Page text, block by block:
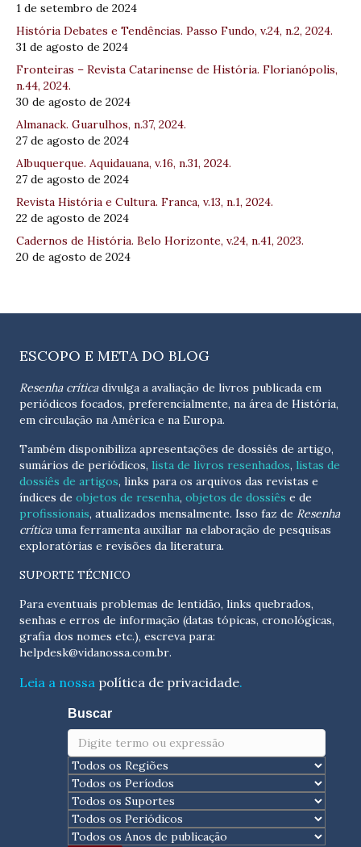
1 de setembro de 2024
História Debates e Tendências. Passo Fundo, v.24, n.2, 2024.
31 de agosto de 2024
Fronteiras – Revista Catarinense de História. Florianópolis,
n.44, 2024.
30 de agosto de 2024
Almanack. Guarulhos, n.37, 2024.
27 de agosto de 2024
Albuquerque. Aquidauana, v.16, n.31, 2024.
27 de agosto de 2024
Revista História e Cultura. Franca, v.13, n.1, 2024.
22 de agosto de 2024
Cadernos de História. Belo Horizonte, v.24, n.41, 2023.
20 de agosto de 2024
ESCOPO E META DO BLOG
Resenha críticadivulga a avaliação de livros publicada em
periódicos focados, preferencialmente, na área de História,
em circulação na América e na Europa.
Também disponibiliza apresentações de dossiês de artigo,
sumários de periódicos, lista de livros resenhados, listas de
dossiês de artigos, links para os arquivos das revistas e
índices de objetos de resenha, objetos de dossiês e de
profissionais, atualizados mensalmente. Isso faz de Resenha
críticauma ferramenta auxiliar na elaboração de pesquisas
exploratórias e revisões da literatura.
SUPORTE TÉCNICO
Para eventuais problemas de lentidão, links quebrados,
senhas e erros de informação (datas tópicas, cronológicas,
helpdesk@vidanossa.com.br.
Leia a nossa política de privacidade.
Buscar